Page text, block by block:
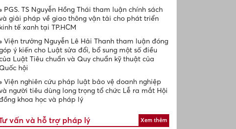
PGS. TS Nguyễn Hồng Thái tham luận chính sách
giải pháp về giao thông vận tải cho phát triển
kinh tế xanh tại TP.HCM
Viện trưởng Nguyễn Lê Hải Thanh tham luận đóng
ý kiến cho Luật sửa đổi, bổ sung một số điều
Luật Tiêu chuẩn và Quy chuẩn kỹ thuật của
Quốc hội
Viện nghiên cứu pháp luật bảo vệ doanh nghiệp
người tiêu dùng long trọng tổ chức Lễ ra mắt Hội
khoa học và pháp lý
vấn và hỗ trợ pháp lý Xem thêm